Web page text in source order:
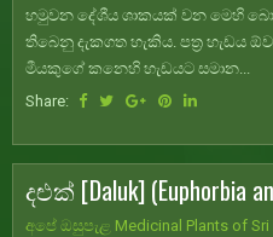
හමුවන දේශීය ශාකයක් වන මෙහි
තිබෙනු දැකගත හැකිය. පත්‍ර හැඩය
මීයකුගේ කනෙහි හැඩයට සමාන...
Share:
දළුක් [Daluk] (Euphorbia
අපේ ඔසුපැළ Medicinal Plants of Sri